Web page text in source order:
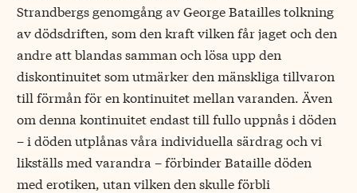
Strandbergs genomgång av George Batailles tolkning
av dödsdriften, som den kraft vilken får jaget och den
andre att blandas samman och lösa upp den
diskontinuitet som utmärker den mänskliga tillvaron
till förmån för en kontinuitet mellan varanden. Även
om denna kontinuitet endast till fullo uppnås i döden
– i döden utplånas våra individuella särdrag och vi
likställs med varandra – förbinder Bataille döden
med erotiken, utan vilken den skulle förbli